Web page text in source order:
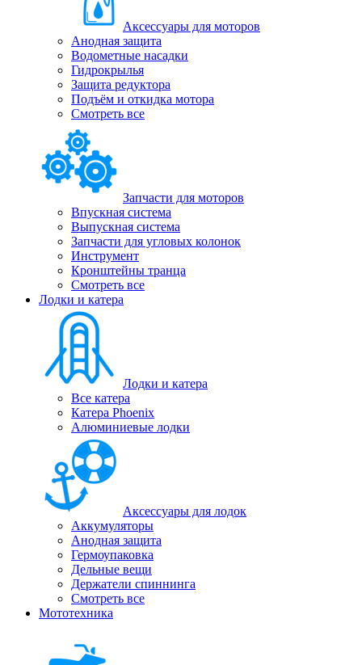
Аксессуары для моторов
Анодная защита
Водометные насадки
Гидрокрылья
Защита редуктора
Подъём и откидка мотора
Смотреть все
Запчасти для моторов
Впускная система
Выпускная система
Запчасти для угловых колонок
Инструмент
Кронштейны транца
Смотреть все
Лодки и катера
Лодки и катера
Все катера
Катера Phoenix
Алюминиевые лодки
Аксессуары для лодок
Аккумуляторы
Анодная защита
Гермоупаковка
Дельные вещи
Держатели спиннинга
Смотреть все
Мототехника